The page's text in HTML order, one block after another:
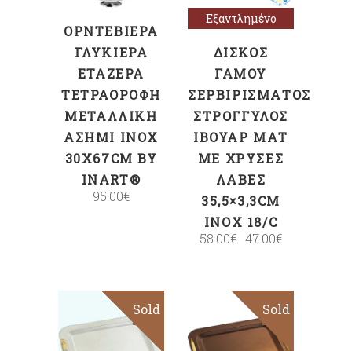
ΟΡΝΤΕΒΙΈΡΑ
ΓΛΥΚΙΈΡΑ
ΕΤΑΖΈΡΑ
ΤΕΤΡΑΌΡΟΦΗ
ΜΕΤΑΛΛΙΚΉ
ΑΣΗΜΊ INOX
30X67CM BY
INART®
95.00€
Εξαντλημένο
ΔΊΣΚΟΣ
ΓΆΜΟΥ
ΣΕΡΒΙΡΊΣΜΑΤΟΣ
ΣΤΡΟΓΓΥΛΌΣ
ΙΒΟΥΆΡ ΜΑΤ
ΜΕ ΧΡΥΣΈΣ
ΛΑΒΈΣ
35,5×3,3CM
INOX 18/C
58.00€ 47.00€
Sale
Sold Sold